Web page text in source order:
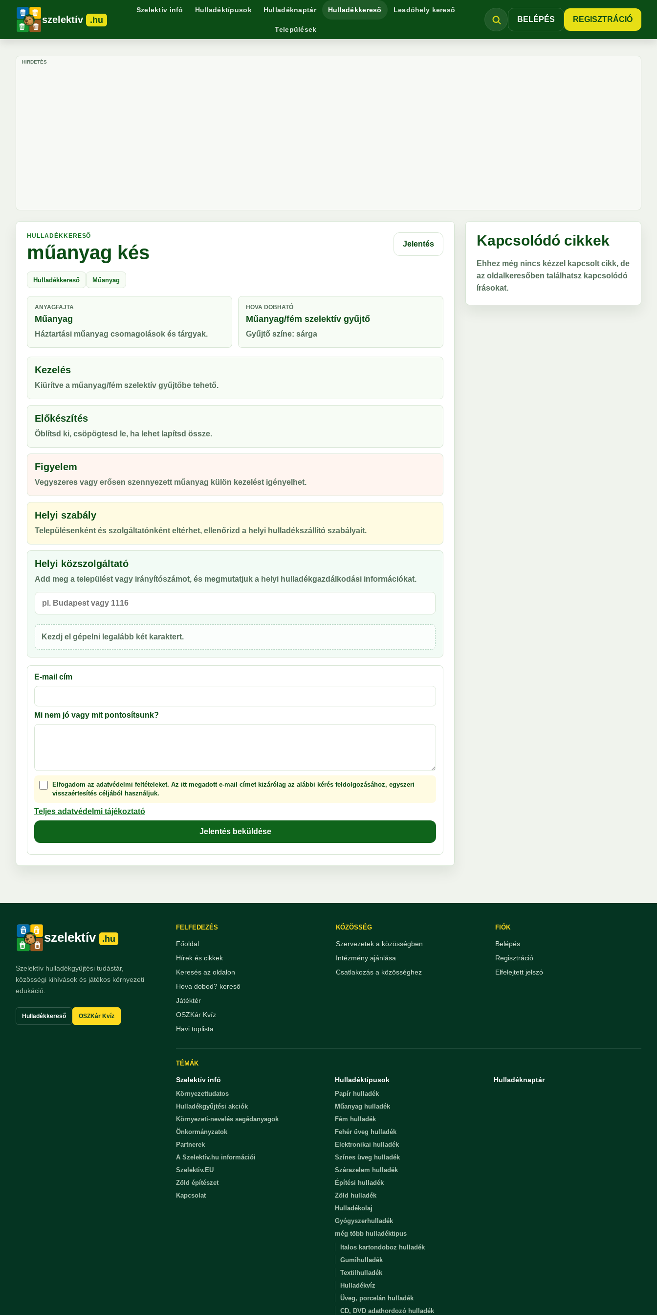
szelektív .hu
Szelektív infó Hulladéktípusok Hulladéknaptár Hulladékkereső Leadóhely kereső
Települések
BELÉPÉS REGISZTRÁCIÓ
HIRDETÉS
HULLADÉKKERESŐ
műanyag kés Jelentés
Hulladékkereső Műanyag
ANYAGFAJTA
Műanyag
Háztartási műanyag csomagolások és tárgyak.
HOVA DOBHATÓ
Műanyag/fém szelektív gyűjtő
Gyűjtő színe: sárga
Kezelés
Kiürítve a műanyag/fém szelektív gyűjtőbe tehető.
Előkészítés
Öblítsd ki, csöpögtesd le, ha lehet lapítsd össze.
Figyelem
Vegyszeres vagy erősen szennyezett műanyag külön kezelést igényelhet.
Helyi szabály
Településenként és szolgáltatónként eltérhet, ellenőrizd a helyi hulladékszállító szabályait.
Helyi közszolgáltató
Add meg a települést vagy irányítószámot, és megmutatjuk a helyi hulladékgazdálkodási információkat.
Kezdj el gépelni legalább két karaktert.
E-mail cím
Mi nem jó vagy mit pontosítsunk?
Elfogadom az adatvédelmi feltételeket. Az itt megadott e-mail címet kizárólag az alábbi kérés feldolgozásához, egyszeri
visszaértesítés céljából használjuk.
Teljes adatvédelmi tájékoztató
Jelentés beküldése
Kapcsolódó cikkek
Ehhez még nincs kézzel kapcsolt cikk, de
az oldalkeresőben találhatsz kapcsolódó
írásokat.
szelektív .hu
Szelektív hulladékgyűjtési tudástár,
közösségi kihívások és játékos környezeti
edukáció.
Hulladékkereső OSZKár Kvíz
FELFEDEZÉS
Főoldal
Hírek és cikkek
Keresés az oldalon
Hova dobod? kereső
Játéktér
OSZKár Kvíz
Havi toplista
KÖZÖSSÉG
Szervezetek a közösségben
Intézmény ajánlása
Csatlakozás a közösséghez
FIÓK
Belépés
Regisztráció
Elfelejtett jelszó
TÉMÁK
Szelektív infó
Környezettudatos
Hulladékgyűjtési akciók
Környezeti-nevelés segédanyagok
Önkormányzatok
Partnerek
A Szelektív.hu információi
Szelektiv.EU
Zöld építészet
Kapcsolat
Hulladéktípusok
Papír hulladék
Műanyag hulladék
Fém hulladék
Fehér üveg hulladék
Elektronikai hulladék
Színes üveg hulladék
Szárazelem hulladék
Építési hulladék
Zöld hulladék
Hulladékolaj
Gyógyszerhulladék
még több hulladéktipus
Italos kartondoboz hulladék
Gumihulladék
Textilhulladék
Hulladékvíz
Üveg, porcelán hulladék
CD, DVD adathordozó hulladék
Hulladéknaptár